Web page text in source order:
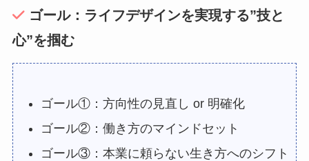
ゴール：ライフデザインを実現する”技と
心”を掴む
ゴール①：方向性の見直し or 明確化
ゴール②：働き方のマインドセット
ゴール③：本業に頼らない生き方へのシフト